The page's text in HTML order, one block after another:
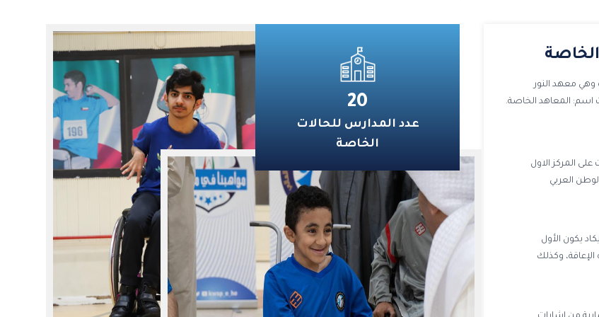
إقامة مسابقات دورية وتكريم مستمر للمتميزات، مما
الصيفي لا يزال مفتوحاً أمام الراغبين في الانضمام حتى
نهاية شهر أغسطس الجاري. كما أعربت دشتي عن
خالص شكرها لمعالي وزير التربية المهندس سيد جلال
جانبها قالت مشرف النادي الصيفي المسائي أمل
العبدالله أن جهود المشرفات في نادي التربية الخاصة
تتضافر باستمرار على تطوير مختلف المهارات الاجتماعية
الرياضية الفنية والحياتية للطالبات ، لتمكين طالبات ذوي
الاحتياجات الخاصة من الاعتماد على أنفسهن في
ممارسة حياتهن اليومية أو المستقبلية، مشيدة على
حرص فريق العمل على توفير الإمكانيات التي تضمن
تحقيق أقصى استفادة ممكنة للطالبات واكتشاف
مواهبهن وصقلها في مختلف المجالات.
استقرارهم التعليمي وعدم تأثر مسيرتهم الدراسية.
وأوضحت وزارة التربية أن القرار يأتي في إطار تطبيق أحكام
القوانين واللوائح المنظمة لقطاع التعليم الخاص،
وترسيخ مبدأ الالتزام بالضوابط التنظيمية، بما يحفظ
المصلحة العامة ويضمن انتظام العملية التعليمية وفق
الأطر القانونية المعتمدة. وأكدت وزارة التربية أن الإدارة
العامة للتعليم الخاص ستتابع تنفيذ جميع الإجراءات
الواردة في القرار، والتنسيق مع الجهات المعنية لضمان
انتقال الطلبة إلى مدارس أخرى بكل يسر، بما يكفل
استمرارهم في الدراسة دون أي انقطاع أو تأثير على
مسيرتهم التعليمية
20
عدد المدارس للحالات
الخاصة
بمدرسة واحدة وهي معهد النور
اسم: المعاهد الخاصة.
المركز الاول
يكون الأول
وكذلك